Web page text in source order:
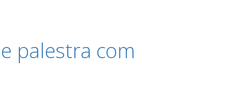
palestra com